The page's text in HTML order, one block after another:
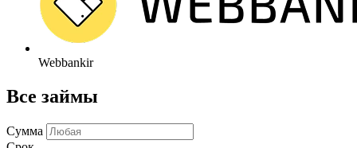
Webbankir
Все займы
Сумма